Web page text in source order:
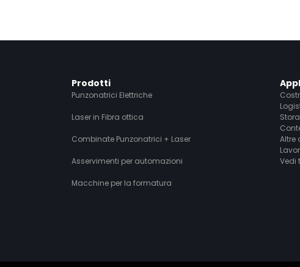
Prodotti
Punzonatrici Elettriche
Laser in Fibra ottica
Combinate Punzonatrici + Laser
Asservimenti per automazioni
Macchine per la formatura
Altre
Vedi